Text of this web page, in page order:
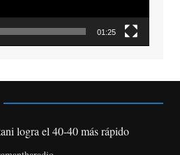
01:25
logra el 40-40 más rápido